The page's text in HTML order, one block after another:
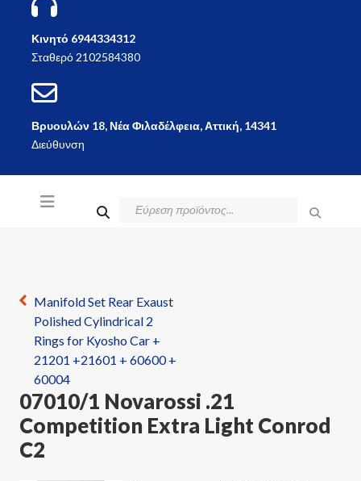
Κινητό 6944334312
Σταθερό 2102584380
Βρυουλών 18, Νέα Φιλαδέλφεια, Αττική, 14341
Διεύθυνση
Manifold Set Rear Exaust
Polished Cylindrical 2
Rings for Kyosho Car +
21201 +21601 + 60600 +
60004
07010/1 Novarossi .21
Competition Extra Light Conrod
C2